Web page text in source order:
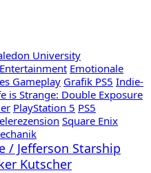
University
Emotionale
Gameplay Grafik PS5 Indie-
is Strange: Double Exposure
PlayStation 5 PS5
Square Enix
/ Jefferson Starship
Kutscher